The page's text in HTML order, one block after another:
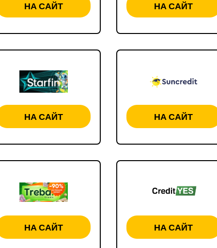
НА САЙТ НА САЙТ
НА САЙТ НА САЙТ
НА САЙТ НА САЙТ